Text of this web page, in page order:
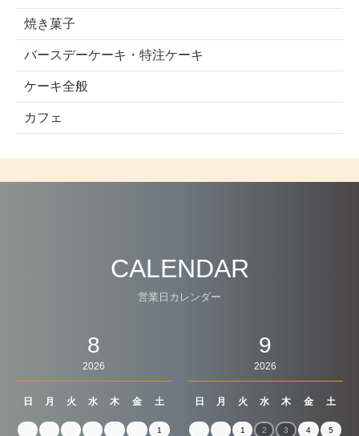
焼き菓子
バースデーケーキ・特注ケーキ
ケーキ全般
カフェ
CALENDAR
営業日カレンダー
8
2026
日 月 火 水 木 金 土
1
9
2026
日 月 火 水 木 金 土
1 2 3 4 5